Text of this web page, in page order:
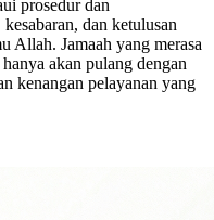
prosedur dan
dan ketulusan
Allah. Jamaah yang merasa
akan pulang dengan
kenangan pelayanan yang